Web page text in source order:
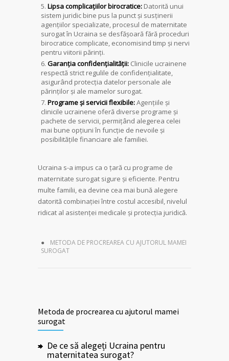
Lipsa complicațiilor birocratice: Datorită unui
sistem juridic bine pus la punct și susținerii
agențiilor specializate, procesul de maternitate
surogat în Ucraina se desfășoară fără proceduri
birocratice complicate, economisind timp și nervi
pentru viitorii părinți.
Garanția confidențialității: Clinicile ucrainene
respectă strict regulile de confidențialitate,
asigurând protecția datelor personale ale
părinților și ale mamelor surogat.
Programe și servicii flexibile:Agențiile și
clinicile ucrainene oferă diverse programe și
pachete de servicii, permițând alegerea celei
mai bune opțiuni în funcție de nevoile și
posibilitățile financiare ale familiei.
Ucraina s-a impus ca o țară cu programe de
maternitate surogat sigure și eficiente. Pentru
multe familii, ea devine cea mai bună alegere
datorită combinației între costul accesibil, nivelul
ridicat al asistenței medicale și protecția juridică.
METODA DE PROCREAREA CU AJUTORUL MAMEI
SUROGAT
Metoda de procrearea cu ajutorul mamei
surogat
De ce să alegeți Ucraina pentru
maternitatea surogat?